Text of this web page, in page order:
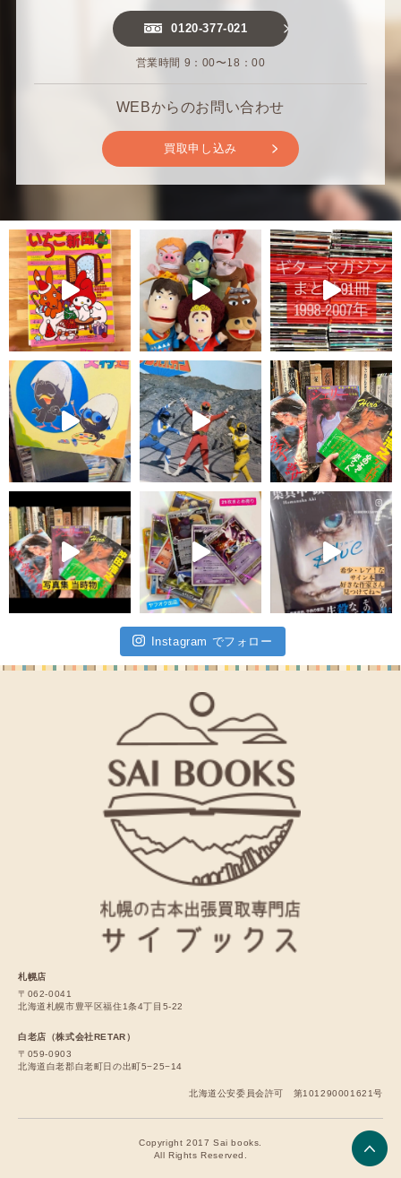
0120-377-021
営業時間 9：00〜18：00
WEBからのお問い合わせ
買取申し込み
Instagram でフォロー
札幌店
〒062-0041
北海道札幌市豊平区福住1条4丁目5-22
白老店（株式会社RETAR）
〒059-0903
北海道白老郡白老町日の出町5−25−14
北海道公安委員会許可 第101290001621号
Copyright 2017 Sai books.
All Rights Reserved.